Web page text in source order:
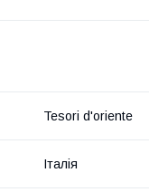
Tesori d'oriente
Італія